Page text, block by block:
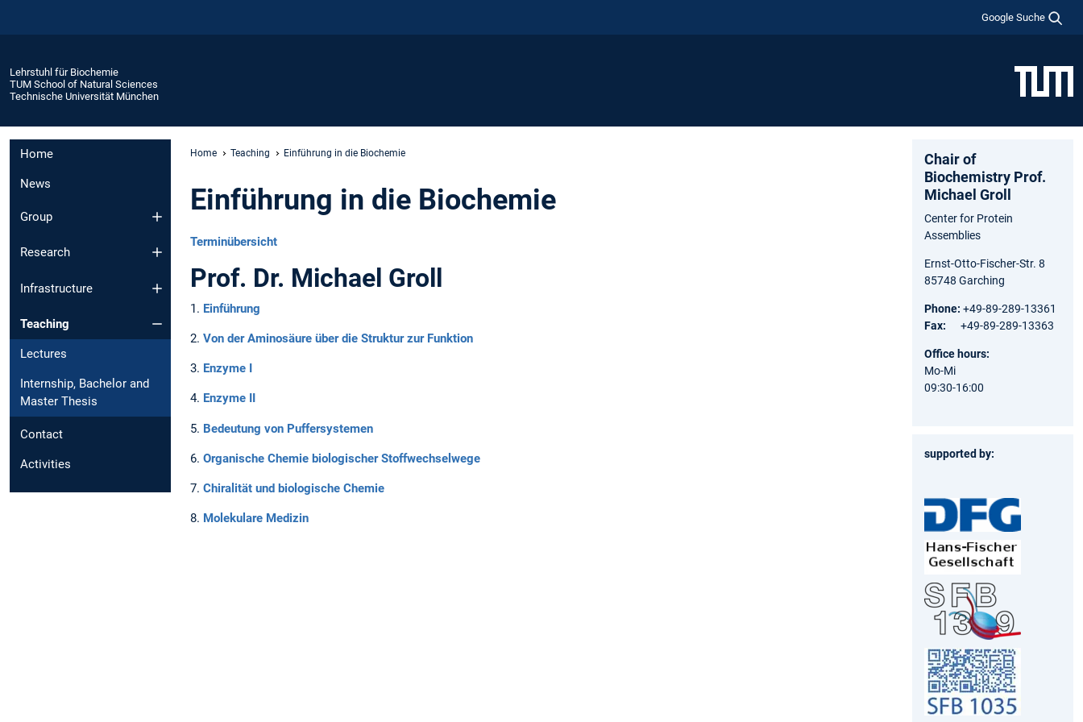
Google Suche
Lehrstuhl für Biochemie
TUM School of Natural Sciences
Technische Universität München
Home
News
Group
Research
Infrastructure
Teaching
Lectures
Internship, Bachelor and
Master Thesis
Contact
Activities
Home Teaching Einführung in die Biochemie
Einführung in die Biochemie
Terminübersicht
Prof. Dr. Michael Groll
1. Einführung
2. Von der Aminosäure über die Struktur zur Funktion
3. Enzyme I
4. Enzyme II
5. Bedeutung von Puffersystemen
6. Organische Chemie biologischer Stoffwechselwege
7. Chiralität und biologische Chemie
8. Molekulare Medizin
Chair of
Biochemistry Prof.
Michael Groll
Center for Protein
Assemblies
Ernst-Otto-Fischer-Str. 8
85748 Garching
Phone: +49-89-289-13361
Fax: +49-89-289-13363
Office hours:
Mo-Mi
09:30-16:00
supported by: